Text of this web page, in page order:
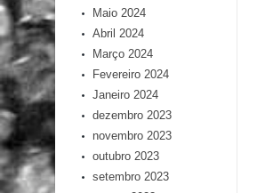
Maio 2024
Abril 2024
Março 2024
Fevereiro 2024
Janeiro 2024
dezembro 2023
novembro 2023
outubro 2023
setembro 2023